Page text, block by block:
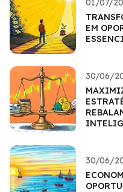
01/07/
EM
30/06/
30/06/